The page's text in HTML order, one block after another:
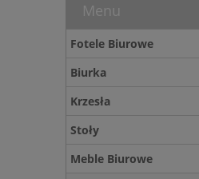
Menu
Fotele Biurowe
Biurka
Krzesła
Stoły
Meble Biurowe